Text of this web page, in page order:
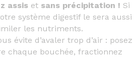
assis et sans précipitation ! Si
système digestif le sera aussi
les nutriments.
évite d’avaler trop d’air : posez
chaque bouchée, fractionnez